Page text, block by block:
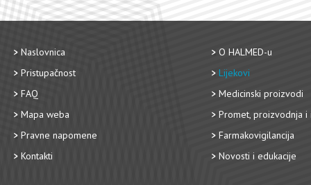
Naslovnica
Pristupačnost
FAQ
Mapa weba
Pravne napomene
Kontakti
O HALMED-u
Lijekovi
Medicinski proizvodi
Promet, proizvodnja i
Farmakovigilancija
Novosti i edukacije